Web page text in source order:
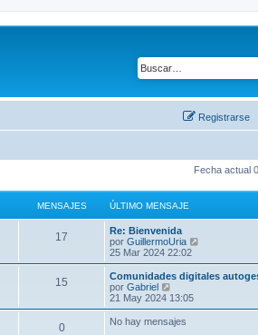
Registrarse
Fecha actual
MENSAJES ÚLTIMO MENSAJE
17
Re: Bienvenida
por GuillermoUria
r
ú
25 Mar 2024 22:02
15
Comunidades digitales
por Gabriel
e
r
ú
l
21 May 2024 13:05
0 No hay mensajes